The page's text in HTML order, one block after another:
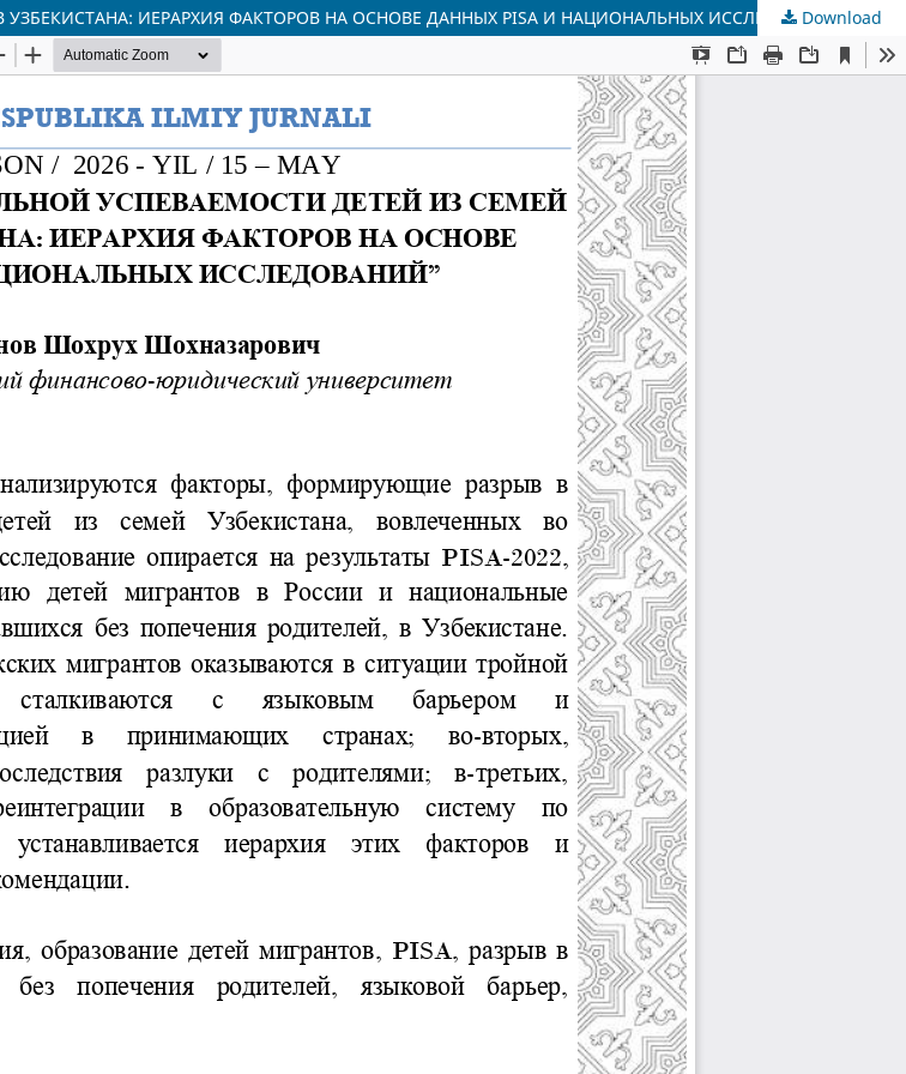
ИЕРАРХИЯ ФАКТОРОВ НА ОСНОВЕ ДАННЫХ PISA И НАЦИОНАЛЬНЫХ ИССЛЕДОВАНИЙ”
Download